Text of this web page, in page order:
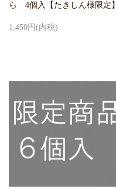
ら 4個入【たきしん様限定】
1,450円(内税)